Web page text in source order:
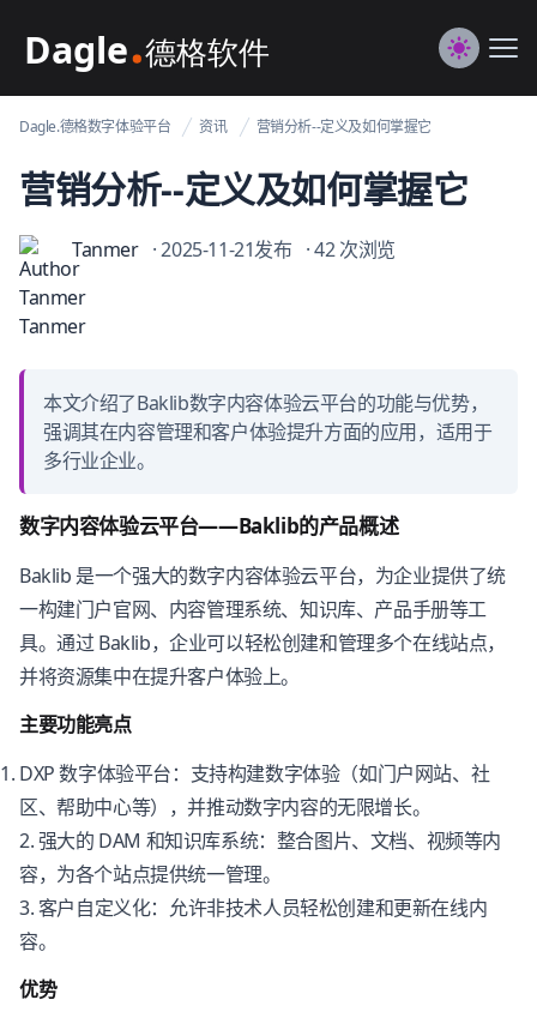
Dagle@数字体验管理
Switch
Dagle.德格数字体验平台 资讯 营销分析--定义及如何掌握它
营销分析--定义及如何掌握它
Tanmer · 2025-11-21发布 · 42 次浏览
本文介绍了Baklib数字内容体验云平台的功能与优势，
强调其在内容管理和客户体验提升方面的应用，适用于
多行业企业。
数字内容体验云平台——Baklib的产品概述
Baklib 是一个强大的数字内容体验云平台，为企业提供了统
一构建门户官网、内容管理系统、知识库、产品手册等工
具。通过 Baklib，企业可以轻松创建和管理多个在线站点，
并将资源集中在提升客户体验上。
主要功能亮点
DXP 数字体验平台：支持构建数字体验（如门户网站、社
区、帮助中心等），并推动数字内容的无限增长。
2. 强大的 DAM 和知识库系统：整合图片、文档、视频等内
容，为各个站点提供统一管理。
3. 客户自定义化：允许非技术人员轻松创建和更新在线内
容。
优势